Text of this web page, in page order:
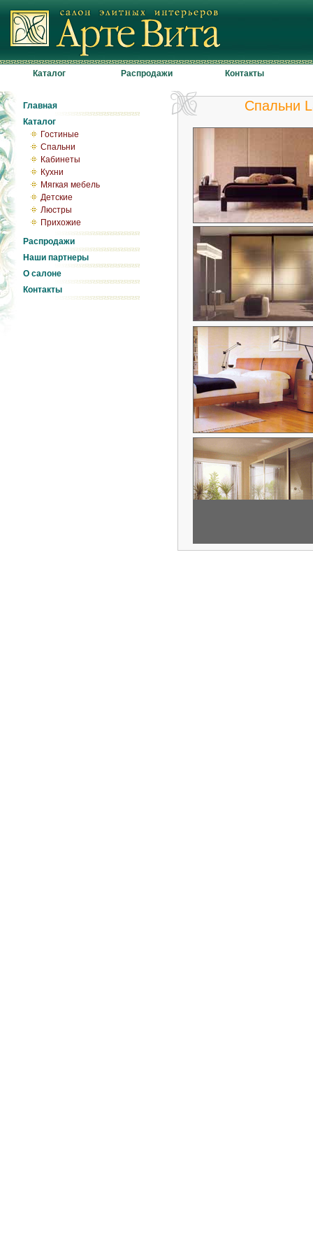
Каталог Распродажи Контакты
Главная
Каталог
Гостиные
Спальни
Кабинеты
Кухни
Мягкая мебель
Детские
Люстры
Прихожие
Распродажи
Наши партнеры
О салоне
Контакты
Спальни